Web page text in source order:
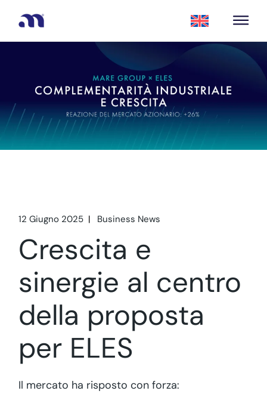
12 Giugno 2025 Business News
Crescita e
sinergie al centro
della proposta
per ELES
Il mercato ha risposto con forza: